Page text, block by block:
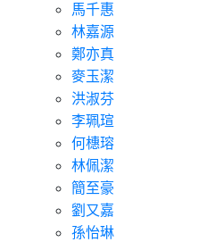
馬千惠
林嘉源
鄭亦真
麥玉潔
洪淑芬
李珮瑄
何橞瑢
林佩潔
簡至豪
劉又嘉
孫怡琳